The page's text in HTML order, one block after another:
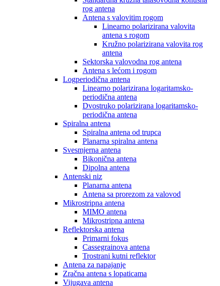
rog antena
Antena s valovitim rogom
Linearno polarizirana valovita
antena s rogom
Kružno polarizirana valovita rog
antena
Sektorska valovodna rog antena
Antena s lećom i rogom
Logperiodična antena
Linearno polarizirana logaritamsko-
periodična antena
Dvostruko polarizirana logaritamsko-
periodična antena
Spiralna antena
Spiralna antena od trupca
Planarna spiralna antena
Svesmjerna antena
Bikonična antena
Dipolna antena
Antenski niz
Planarna antena
Antena sa prorezom za valovod
Mikrostripna antena
MIMO antena
Mikrostripna antena
Reflektorska antena
Primarni fokus
Cassegrainova antena
Trostrani kutni reflektor
Antena za napajanje
Zračna antena s lopaticama
Vijugava antena